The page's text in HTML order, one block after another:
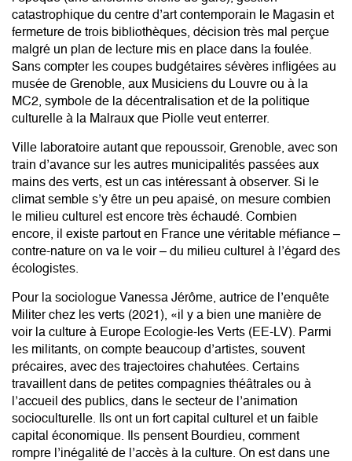
catastrophique du centre d’art contemporain le Magasin et
fermeture de trois bibliothèques, décision très mal perçue
malgré un plan de lecture mis en place dans la foulée.
Sans compter les coupes budgétaires sévères infligées au
musée de Grenoble, aux Musiciens du Louvre ou à la
MC2, symbole de la décentralisation et de la politique
culturelle à la Malraux que Piolle veut enterrer.
Ville laboratoire autant que repoussoir, Grenoble, avec son
train d’avance sur les autres municipalités passées aux
mains des verts, est un cas intéressant à observer. Si le
climat semble s’y être un peu apaisé, on mesure combien
le milieu culturel est encore très échaudé. Combien
encore, il existe partout en France une véritable méfiance –
contre-nature on va le voir – du milieu culturel à l’égard des
écologistes.
Pour la sociologue Vanessa Jérôme, autrice de l’enquête
Militer chez les verts (2021), «il y a bien une manière de
voir la culture à Europe Ecologie-les Verts (EE-LV). Parmi
les militants, on compte beaucoup d’artistes, souvent
précaires, avec des trajectoires chahutées. Certains
travaillent dans de petites compagnies théâtrales ou à
l’accueil des publics, dans le secteur de l’animation
socioculturelle. Ils ont un fort capital culturel et un faible
capital économique. Ils pensent Bourdieu, comment
rompre l’inégalité de l’accès à la culture. On est dans une